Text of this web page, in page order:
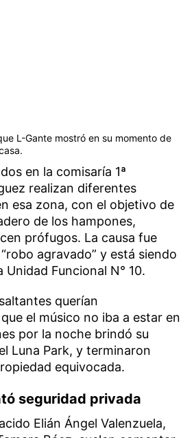
L-Gante mostró en su momento de
en la comisaría 1ª
realizan diferentes
esa zona, con el objetivo de
de los hampones,
prófugos. La causa fue
agravado” y está siendo
Funcional N° 10.
querían
el músico no iba a estar en
por la noche brindó su
Luna Park, y terminaron
equivocada.
seguridad privada
Elián Ángel Valenzuela,